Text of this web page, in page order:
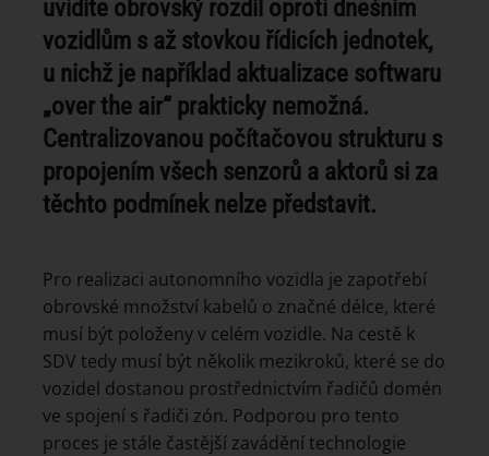
uvidíte obrovský rozdíl oproti dnešním
vozidlům s až stovkou řídicích jednotek,
u nichž je například aktualizace softwaru
„over the air“ prakticky nemožná.
Centralizovanou počítačovou strukturu s
propojením všech senzorů a aktorů si za
těchto podmínek nelze představit.
Pro realizaci autonomního vozidla je zapotřebí
obrovské množství kabelů o značné délce, které
musí být položeny v celém vozidle. Na cestě k
SDV tedy musí být několik mezikroků, které se do
vozidel dostanou prostřednictvím řadičů domén
ve spojení s řadiči zón. Podporou pro tento
proces je stále častější zavádění technologie